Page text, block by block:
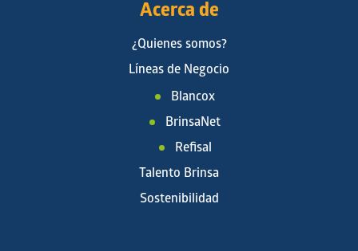
Acerca de
¿Quienes somos?
Líneas de Negocio
Blancox
BrinsaNet
Refisal
Talento Brinsa
Sostenibilidad